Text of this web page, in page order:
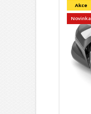
Akce
Novinka